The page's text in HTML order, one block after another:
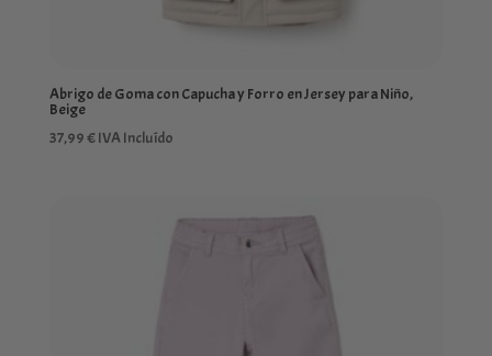
Abrigo de Goma con Capucha y Forro en Jersey para Niño,
Beige
37,99€IVA Incluído